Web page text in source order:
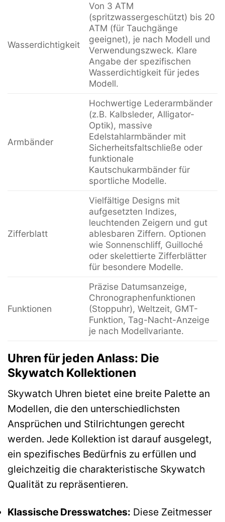
Wasserdichtigkeit
Von 3 ATM
(spritzwassergeschützt) bis 20
ATM (für Tauchgänge
geeignet), je nach Modell und
Verwendungszweck. Klare
Angabe der spezifischen
Wasserdichtigkeit für jedes
Modell.
Armbänder
Hochwertige Lederarmbänder
(z.B. Kalbsleder, Alligator-
Optik), massive
Edelstahlarmbänder mit
Sicherheitsfaltschließe oder
funktionale
Kautschukarmbänder für
sportliche Modelle.
Zifferblatt
Vielfältige Designs mit
aufgesetzten Indizes,
leuchtenden Zeigern und gut
ablesbaren Ziffern. Optionen
wie Sonnenschliff, Guilloché
oder skelettierte Zifferblätter
für besondere Modelle.
Funktionen
Präzise Datumsanzeige,
Chronographenfunktionen
(Stoppuhr), Weltzeit, GMT-
Funktion, Tag-Nacht-Anzeige
je nach Modellvariante.
Uhren für jeden Anlass: Die
Skywatch Kollektionen
Skywatch Uhren bietet eine breite Palette an
Modellen, die den unterschiedlichsten
Ansprüchen und Stilrichtungen gerecht
werden. Jede Kollektion ist darauf ausgelegt,
ein spezifisches Bedürfnis zu erfüllen und
gleichzeitig die charakteristische Skywatch
Qualität zu repräsentieren.
Klassische Dresswatches: Diese Zeitmesser